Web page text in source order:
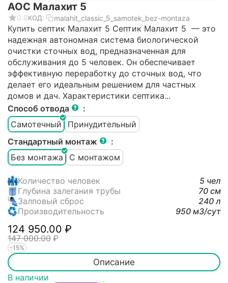
АОС Малахит 5
0.0КОД: malahit_classic_5_samotek_bez-montaza
Купить септик Малахит 5 Септик Малахит 5 — это
надежная автономная система биологической
очистки сточных вод, предназначенная для
обслуживания до 5 человек. Он обеспечивает
эффективную переработку до сточных вод, что
делает его идеальным решением для частных
домов и дач. Характеристики септика...
Способ отвода
:
Самотечный
Принудительный
Стандартный монтаж
:
Без монтажа
С монтажом
Количество человек
5 чел
Глубина залегания трубы
70 см
Залповый сброс
240 л
Производительность
950 м3/cут
124 950.00 ₽
147 000.00 ₽
-15%
Описание
В наличии